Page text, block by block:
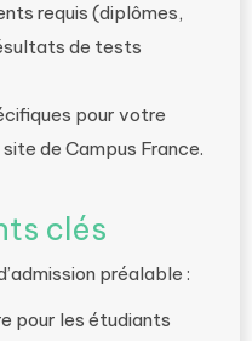
requis (diplômes,
de tests
pour votre
de Campus France.
clés
préalable :
pour les étudiants